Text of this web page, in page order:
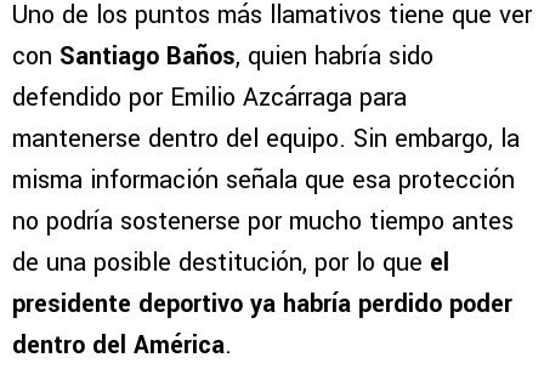
Uno de los puntos más llamativos tiene que ver
con Santiago Baños, quien habría sido
defendido por Emilio Azcárraga para
mantenerse dentro del equipo. Sin embargo, la
misma información señala que esa protección
no podría sostenerse por mucho tiempo antes
de una posible destitución, por lo que el
presidente deportivo ya habría perdido poder
dentro del América.